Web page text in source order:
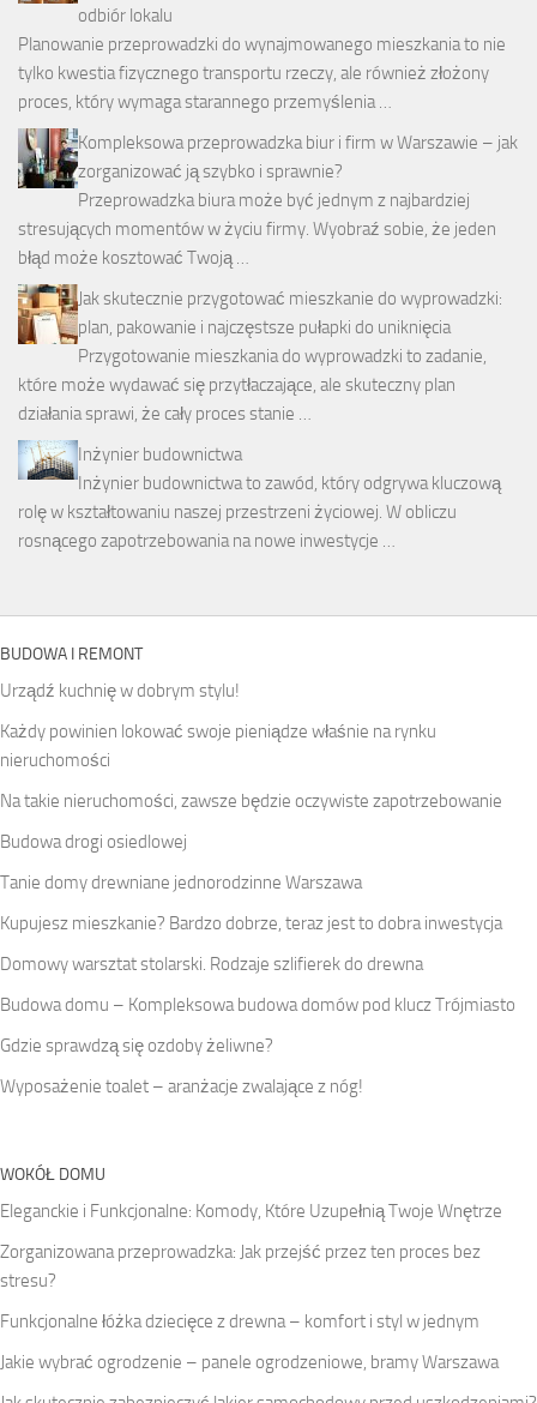
odbiór lokalu
Planowanie przeprowadzki do wynajmowanego mieszkania to nie
tylko kwestia fizycznego transportu rzeczy, ale również złożony
proces, który wymaga starannego przemyślenia …
Kompleksowa przeprowadzka biur i firm w Warszawie – jak
zorganizować ją szybko i sprawnie?
Przeprowadzka biura może być jednym z najbardziej
stresujących momentów w życiu firmy. Wyobraź sobie, że jeden
błąd może kosztować Twoją …
Jak skutecznie przygotować mieszkanie do wyprowadzki:
plan, pakowanie i najczęstsze pułapki do uniknięcia
Przygotowanie mieszkania do wyprowadzki to zadanie,
które może wydawać się przytłaczające, ale skuteczny plan
działania sprawi, że cały proces stanie …
Inżynier budownictwa
Inżynier budownictwa to zawód, który odgrywa kluczową
rolę w kształtowaniu naszej przestrzeni życiowej. W obliczu
rosnącego zapotrzebowania na nowe inwestycje …
BUDOWA I REMONT
Urządź kuchnię w dobrym stylu!
Każdy powinien lokować swoje pieniądze właśnie na rynku
nieruchomości
Na takie nieruchomości, zawsze będzie oczywiste zapotrzebowanie
Budowa drogi osiedlowej
Tanie domy drewniane jednorodzinne Warszawa
Kupujesz mieszkanie? Bardzo dobrze, teraz jest to dobra inwestycja
Domowy warsztat stolarski. Rodzaje szlifierek do drewna
Budowa domu – Kompleksowa budowa domów pod klucz Trójmiasto
Gdzie sprawdzą się ozdoby żeliwne?
Wyposażenie toalet – aranżacje zwalające z nóg!
WOKÓŁ DOMU
Eleganckie i Funkcjonalne: Komody, Które Uzupełnią Twoje Wnętrze
Zorganizowana przeprowadzka: Jak przejść przez ten proces bez
stresu?
Funkcjonalne łóżka dziecięce z drewna – komfort i styl w jednym
Jakie wybrać ogrodzenie – panele ogrodzeniowe, bramy Warszawa